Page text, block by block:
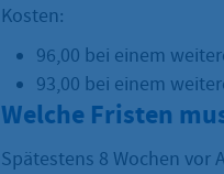
Kosten:
96,00 bei einem
93,00 bei einem
Welche Fristen
Spätestens 8 Wochen